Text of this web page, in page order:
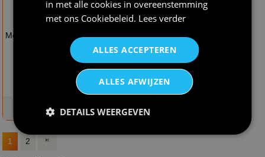
€ 23,95
Mouwloze body roze
op voorraad
€ 23,95
Mouwloze body zwart
op voorraad
1 2
in met alle cookies in overeenstemming
met ons Cookiebeleid. Lees verder
ALLES ACCEPTEREN
ALLES AFWIJZEN
DETAILS WEERGEVEN